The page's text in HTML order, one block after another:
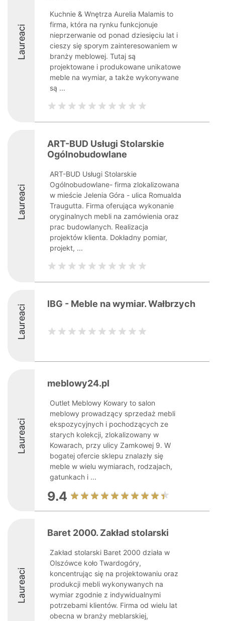
Laureaci
Kuchnie & Wnętrza Aurelia Malamis to
firma, która na rynku funkcjonuje
nieprzerwanie od ponad dziesięciu lat i
cieszy się sporym zainteresowaniem w
branży meblowej. Tutaj są
projektowane i produkowane unikatowe
meble na wymiar, a także wykonywane
są ...
Laureaci
ART-BUD Usługi Stolarskie
Ogólnobudowlane
ART-BUD Usługi Stolarskie
Ogólnobudowlane- firma zlokalizowana
w mieście Jelenia Góra - ulica Romualda
Traugutta. Firma oferująca wykonanie
oryginalnych mebli na zamówienia oraz
prac budowlanych. Realizacja
projektów klienta. Dokładny pomiar,
projekt, ...
Laureaci IBG - Meble na wymiar. Wałbrzych
Laureaci
meblowy24.pl
Outlet Meblowy Kowary to salon
meblowy prowadzący sprzedaż mebli
ekspozycyjnych i pochodzących ze
starych kolekcji, zlokalizowany w
Kowarach, przy ulicy Zamkowej 9. W
bogatej ofercie sklepu znalazły się
meble w wielu wymiarach, rodzajach,
gatunkach i ...
9.4
Laureaci
Baret 2000. Zakład stolarski
Zakład stolarski Baret 2000 działa w
Olszówce koło Twardogóry,
koncentrując się na projektowaniu oraz
produkcji mebli wykonywanych na
wymiar zgodnie z indywidualnymi
potrzebami klientów. Firma od wielu lat
obecna w branży meblarskiej,